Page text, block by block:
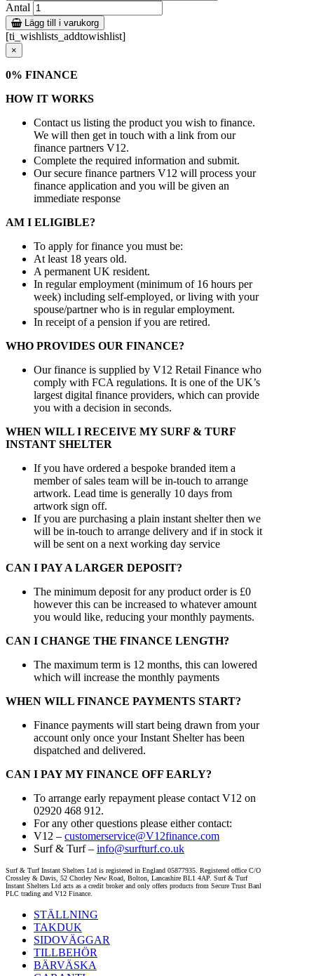
Antal
Lägg till i varukorg
[ti_wishlists_addtowishlist]
×
0% FINANCE
HOW IT WORKS
Contact us listing the product you wish to finance.
We will then get in touch with a link from our
finance partners V12.
Complete the required information and submit.
Our secure finance partners V12 will process your
finance application and you will be given an
immediate response
AM I ELIGIBLE?
To apply for finance you must be:
At least 18 years old.
A permanent UK resident.
In regular employment (minimum of 16 hours per
week) including self-employed, or living with your
spouse/partner who is in regular employment.
In receipt of a pension if you are retired.
WHO PROVIDES OUR FINANCE?
Our finance is supplied by V12 Retail Finance who
comply with FCA regulations. It is one of the UK’s
largest digital finance providers, which can provide
you with a decision in seconds.
WHEN WILL I RECEIVE MY SURF & TURF
INSTANT SHELTER
If you have ordered a bespoke branded item a
member of sales team will be in-touch to arrange
artwork. Lead time is generally 10 days from
artwork sign off.
If you are purchasing a plain instant shelter then we
will be in-touch to arrange delivery and if in stock it
will be sent on a next working day service
CAN I PAY A LARGER DEPOSIT?
The minimum deposit for any product order is £0
however this can be increased to whatever amount
you would like, reducing your monthly payments.
CAN I CHANGE THE FINANCE LENGTH?
The maximum term is 12 months, this can lowered
which will increase the monthly payments
WHEN WILL FINANCE PAYMENTS START?
Finance payments will start being drawn from your
account only once your Instant Shelter has been
dispatched and delivered.
CAN I PAY MY FINANCE OFF EARLY?
To arrange early repayment please contact V12 on
02920 468 912.
For any other questions please either contact:
V12 – customerservice@V12finance.com
Surf & Turf – info@surfturf.co.uk
Surf & Turf Instant Shelters Ltd is registered in England 05877935. Registered office C/O
Crossley & Davis, 52 Chorley New Road, Bolton, Lancashire BL1 4AP. Surf & Turf
Instant Shelters Ltd acts as a credit broker and only offers products from Secure Trust Banl
PLC trading and V12 Finance.
STÄLLNING
TAKDUK
SIDOVÄGGAR
TILLBEHÖR
BÄRVÄSKA